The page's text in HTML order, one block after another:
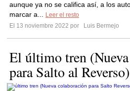
aunque ya no se califica así, a los
marcar a...
Leer el resto
El 13 noviembre 2022 por
Luis Bermejo
El último tren
para Salto al Reverso)